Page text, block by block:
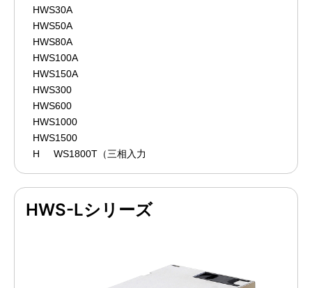
HWS30A
HWS50A
HWS80A
HWS100A
HWS150A
HWS300
HWS600
HWS1000
HWS1500
H
WS1800T（三相入力
HWS-Lシリーズ